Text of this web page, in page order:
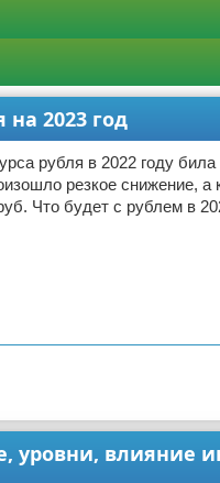
на 2023 год
рубля в 2022 году
резкое снижение, а
Что будет с рублем в
уровни,